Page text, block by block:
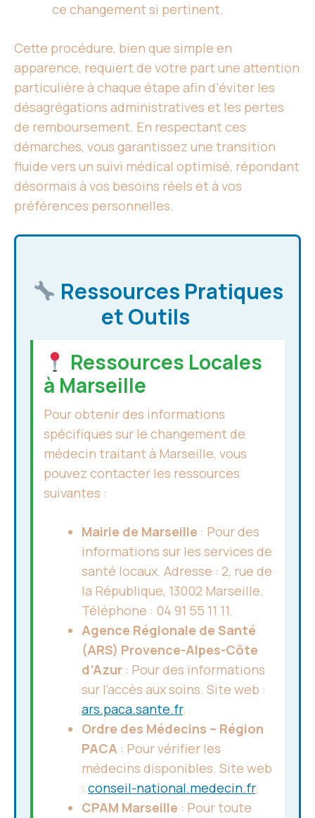
ce changement si pertinent.
Cette procédure, bien que simple en
apparence, requiert de votre part une attention
particulière à chaque étape afin d’éviter les
désagrégations administratives et les pertes
de remboursement. En respectant ces
démarches, vous garantissez une transition
fluide vers un suivi médical optimisé, répondant
désormais à vos besoins réels et à vos
préférences personnelles.
Ressources Pratiques
et Outils
Ressources Locales
à Marseille
Pour obtenir des informations
spécifiques sur le changement de
médecin traitant à Marseille, vous
pouvez contacter les ressources
suivantes :
Mairie de Marseille : Pour des
informations sur les services de
santé locaux. Adresse : 2, rue de
la République, 13002 Marseille.
Téléphone : 04 91 55 11 11.
Agence Régionale de Santé
(ARS) Provence-Alpes-Côte
d’Azur : Pour des informations
sur l’accès aux soins. Site web :
ars.paca.sante.fr.
Ordre des Médecins – Région
PACA : Pour vérifier les
médecins disponibles. Site web
: conseil-national.medecin.fr.
CPAM Marseille : Pour toute